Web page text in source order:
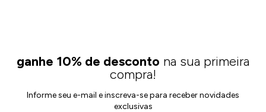
ganhe 10% de desconto na sua primeira
compra!
Informe seu e-mail e inscreva-se para receber novidades
exclusivas